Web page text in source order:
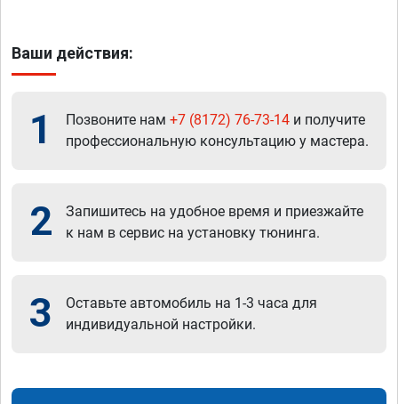
Ваши действия:
1 Позвоните нам +7 (8172) 76-73-14 и получите
профессиональную консультацию у мастера.
2
Запишитесь на удобное время и приезжайте
к нам в сервис на установку тюнинга.
3
Оставьте автомобиль на 1-3 часа для
индивидуальной настройки.